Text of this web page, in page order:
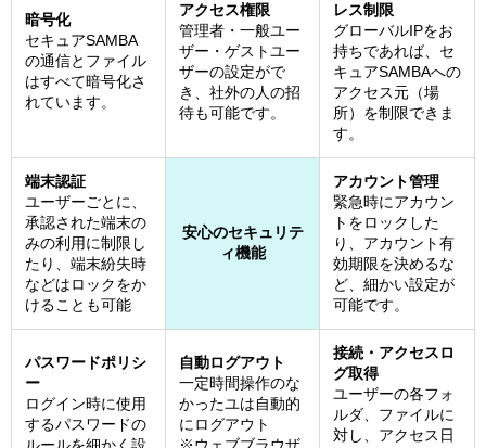
暗号化
セキュアSAMBA
の通信とファイル
はすべて暗号化さ
れています。
アクセス権限
管理者・一般ユー
ザー・ゲストユー
ザーの設定がで
き、社外の人の招
待も可能です。
レス制限
グローバルIPをお
持ちであれば、セ
キュアSAMBAへの
アクセス元（場
所）を制限できま
す。
端末認証
ユーザーごとに、
承認された端末の
みの利用に制限し
たり、端末紛失時
などはロックをか
けることも可能
安心のセキュリテ
ィ機能
アカウント管理
緊急時にアカウン
トをロックした
り、アカウント有
効期限を決めるな
ど、細かい設定が
可能です。
パスワードポリシ
ー
ログイン時に使用
するパスワードの
自動ログアウト
一定時間操作のな
かったユは自動的
にログアウト
接続・アクセスロ
グ取得
ユーザーの各フォ
ルダ、ファイルに
対し、アクセス日